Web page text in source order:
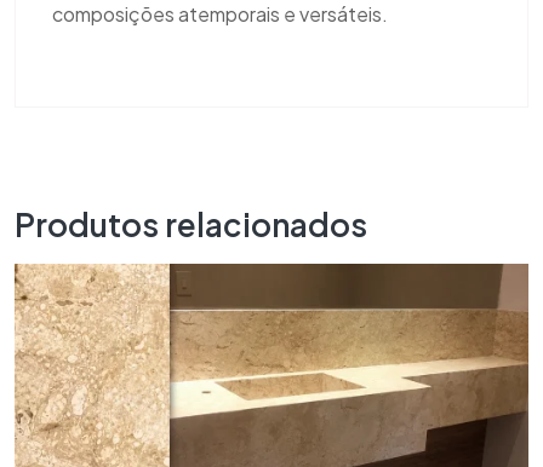
composições atemporais e versáteis.
Produtos relacionados